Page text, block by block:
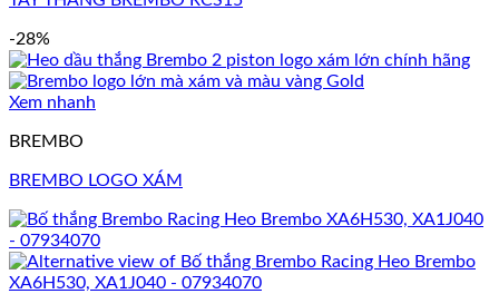
-28%
Xem nhanh
BREMBO
BREMBO LOGO XÁM